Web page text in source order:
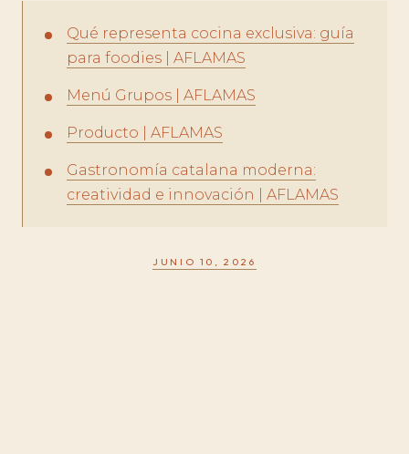
Qué representa cocina exclusiva: guía
para foodies | AFLAMAS
Menú Grupos | AFLAMAS
Producto | AFLAMAS
Gastronomía catalana moderna:
creatividad e innovación | AFLAMAS
JUNIO 10, 2026